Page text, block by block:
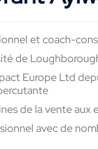
et coach-
de
Europe Ltd
de la vente
avec de